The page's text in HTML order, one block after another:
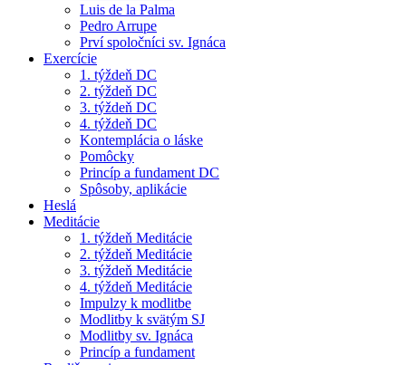
Luis de la Palma
Pedro Arrupe
Prví spoločníci sv. Ignáca
Exercície
1. týždeň DC
2. týždeň DC
3. týždeň DC
4. týždeň DC
Kontemplácia o láske
Pomôcky
Princíp a fundament DC
Spôsoby, aplikácie
Heslá
Meditácie
1. týždeň Meditácie
2. týždeň Meditácie
3. týždeň Meditácie
4. týždeň Meditácie
Impulzy k modlitbe
Modlitby k svätým SJ
Modlitby sv. Ignáca
Princíp a fundament